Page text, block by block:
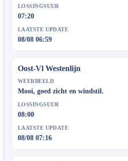
LOSSINGSUUR
07:20
LAATSTE UPDATE
08/08 06:59
Oost-Vl Westenlijn
WEERBEELD
Mooi, goed zicht en windstil.
LOSSINGSUUR
08:00
LAATSTE UPDATE
08/08 07:16